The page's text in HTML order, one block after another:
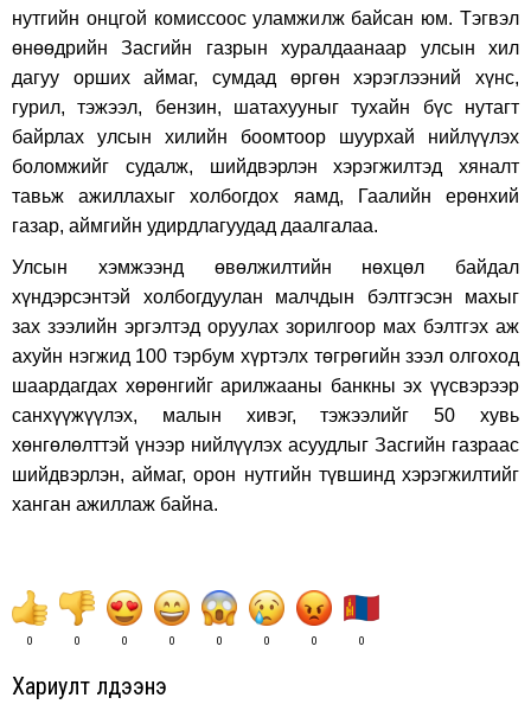
нутгийн онцгой комиссоос уламжилж байсан юм. Тэгвэл
өнөөдрийн Засгийн газрын хуралдаанаар улсын хил
дагуу орших аймаг, сумдад өргөн хэрэглээний хүнс,
гурил, тэжээл, бензин, шатахууныг тухайн бүс нутагт
байрлах улсын хилийн боомтоор шуурхай нийлүүлэх
боломжийг судалж, шийдвэрлэн хэрэгжилтэд хяналт
тавьж ажиллахыг холбогдох яамд, Гаалийн ерөнхий
газар, аймгийн удирдлагуудад даалгалаа.
Улсын хэмжээнд өвөлжилтийн нөхцөл байдал
хүндэрсэнтэй холбогдуулан малчдын бэлтгэсэн махыг
зах зээлийн эргэлтэд оруулах зорилгоор мах бэлтгэх аж
ахуйн нэгжид 100 тэрбум хүртэлх төгрөгийн зээл олгоход
шаардагдах хөрөнгийг арилжааны банкны эх үүсвэрээр
санхүүжүүлэх, малын хивэг, тэжээлийг 50 хувь
хөнгөлөлттэй үнээр нийлүүлэх асуудлыг Засгийн газраас
шийдвэрлэн, аймаг, орон нутгийн түвшинд хэрэгжилтийг
ханган ажиллаж байна.
0 0 0 0 0 0 0 0
Хариулт үлдээнэ үү